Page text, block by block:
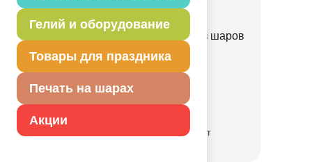
Гелий и оборудование
Товары для праздника
Печать на шарах
Акции
Набор Арка серебряная из шаров
микс 70шт
1111-1363
690.00 руб.
временно отсутствует